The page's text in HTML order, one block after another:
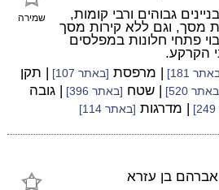
שמירה
גבוהים ורבי קומות,
מסך, וגם ללא קירות מסך
פתחי חלונות במפלסים
הקרקע.
181] | מרפסת [באתר 107]
| תקן
520] | שטח [באתר 396] | גובה
| מדרגות [באתר 114]
בן עזרא